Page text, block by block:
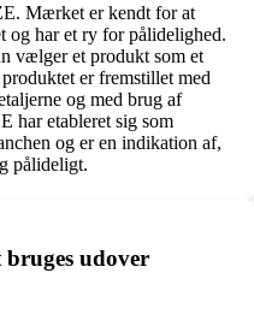
Mærket er kendt for at
og har et ry for pålidelighed.
vælger et produkt som et
er fremstillet med
og med brug af
har etableret sig som
og er en indikation af,
pålideligt.
udover